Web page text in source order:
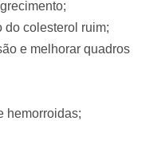
do colesterol ruim;
e melhorar quadros
hemorroidas;